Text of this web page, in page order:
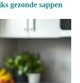
gezonde sappen